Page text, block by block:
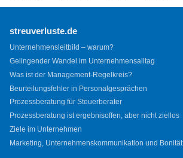
streuverluste.de
Unternehmensleitbild – warum?
Gelingender Wandel im Unternehmensalltag
Was ist der Management-Regelkreis?
Beurteilungsfehler in Personalgesprächen
Prozessberatung für Steuerberater
Prozessberatung ist ergebnisoffen, aber nicht ziellos
Ziele im Unternehmen
Marketing, Unternehmenskommunikation und Bonität